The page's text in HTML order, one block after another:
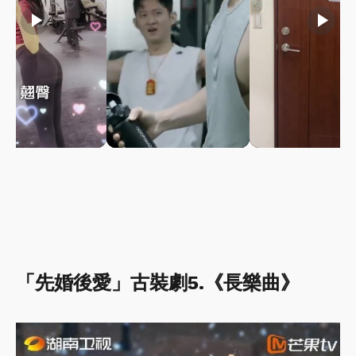
play_arrow play_arrow play_arrow
「先婚後愛」古裝劇5.《長樂曲》